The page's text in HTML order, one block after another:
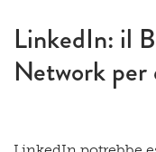
LinkedIn: il
Network per